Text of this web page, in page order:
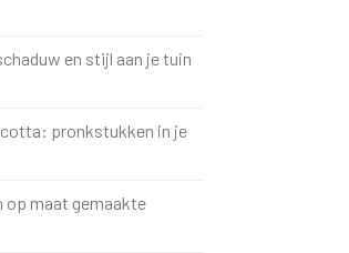
en stijl aan je tuin
pronkstukken in je
op maat gemaakte